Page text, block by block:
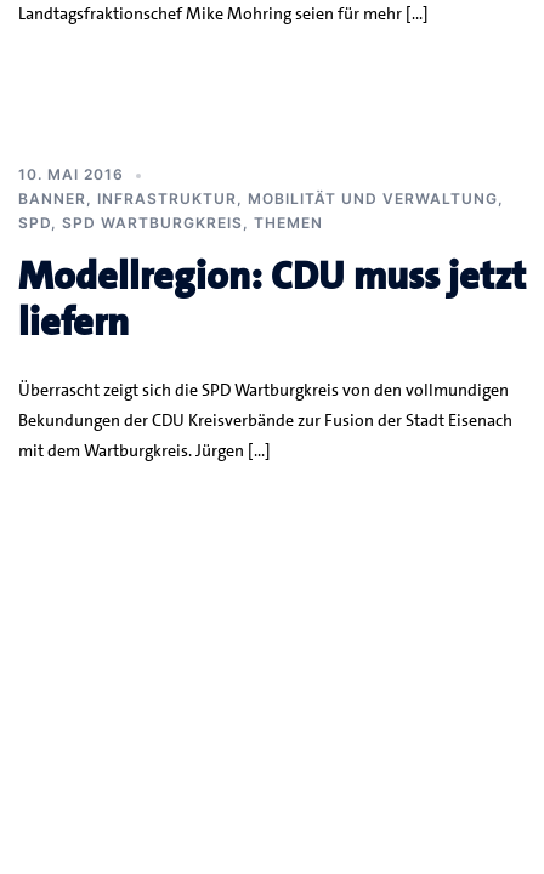
Landtagsfraktionschef Mike Mohring seien für mehr […]
10. MAI 2016
BANNER, INFRASTRUKTUR, MOBILITÄT UND VERWALTUNG,
SPD, SPD WARTBURGKREIS, THEMEN
Modellregion: CDU muss jetzt
liefern
Überrascht zeigt sich die SPD Wartburgkreis von den vollmundigen
Bekundungen der CDU Kreisverbände zur Fusion der Stadt Eisenach
mit dem Wartburgkreis. Jürgen […]